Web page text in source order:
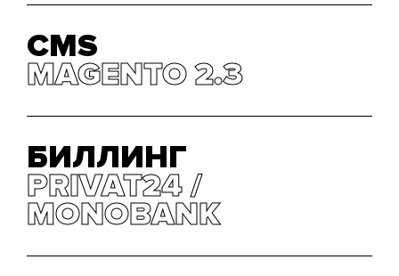
CMS
MAGENTO 2.3
MAGENTO 2.3
БИЛЛИНГ
PRIVAT24
PRIVAT24
MONOBANK
MONOBANK